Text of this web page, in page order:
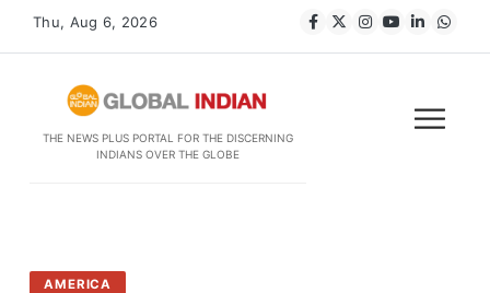
Thu, Aug 6, 2026
THE NEWS PLUS PORTAL FOR THE DISCERNING
INDIANS OVER THE GLOBE
AMERICA